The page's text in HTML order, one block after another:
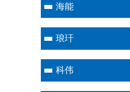
海能
琅玕
科伟